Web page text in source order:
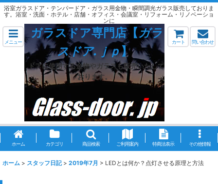
浴室ガラスドア・テンパードア・ガラス用金物・瞬間調光ガラス販売しておりま
す。浴室・洗面・ホテル・店舗・オフィス・会議室・リフォーム・リノベーショ
ンに
メニュー
ガラスドア専門店【ガラ
スドア.ｊｐ】
ドアに使用する金物やガラスも販売いたして
おります。
カート 問い合わせ
ホーム カテゴリ 商品検索 ご利用案内 特商法表示 その他情報
ホーム > スタッフ日記 > 2019年7月 > LEDとは何か？点灯させる原理と方法